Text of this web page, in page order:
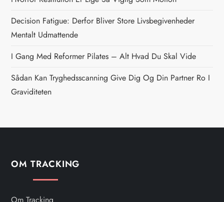
a
v
i
g
a
t
o
n
Decision Fatigue: Derfor Bliver Store Livsbegivenheder
Mentalt Udmattende
I Gang Med Reformer Pilates – Alt Hvad Du Skal Vide
Sådan Kan Tryghedsscanning Give Dig Og Din Partner Ro I
Graviditeten
OM TRACKING